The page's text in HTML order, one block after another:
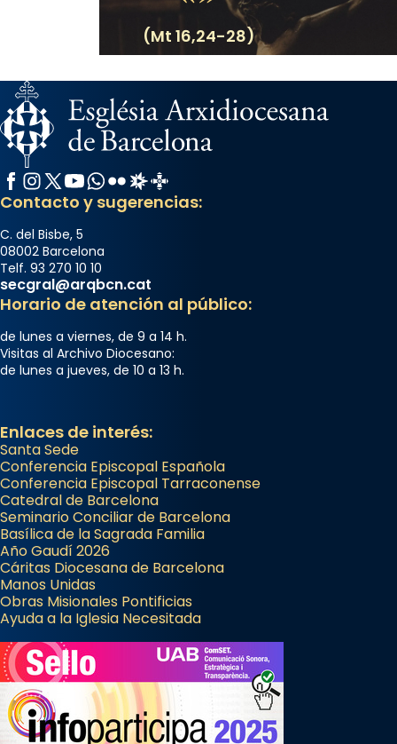
(Mt 16,24-28)
Facebook
Instagram
X / Twitter
YouTube
WhatsApp
FlickrRadio Estel
Catalunya Cristiana
Contacto y sugerencias:
C. del Bisbe, 5
08002 Barcelona
Telf. 93 270 10 10
secgral@arqbcn.cat
Horario de atención al público:
de lunes a viernes, de 9 a 14 h.
Visitas al Archivo Diocesano:
de lunes a jueves, de 10 a 13 h.
Enlaces de interés:
Santa Sede
Conferencia Episcopal Española
Conferencia Episcopal Tarraconense
Catedral de Barcelona
Seminario Conciliar de Barcelona
Basílica de la Sagrada Familia
Año Gaudí 2026
Cáritas Diocesana de Barcelona
Manos Unidas
Obras Misionales Pontificias
Ayuda a la Iglesia Necesitada